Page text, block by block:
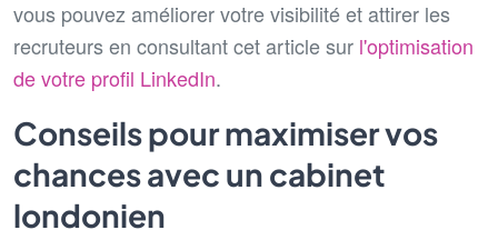
vous pouvez améliorer votre visibilité et attirer les
recruteurs en consultant cet article sur l'optimisation
de votre profil LinkedIn.
Conseils pour maximiser vos
chances avec un cabinet
londonien